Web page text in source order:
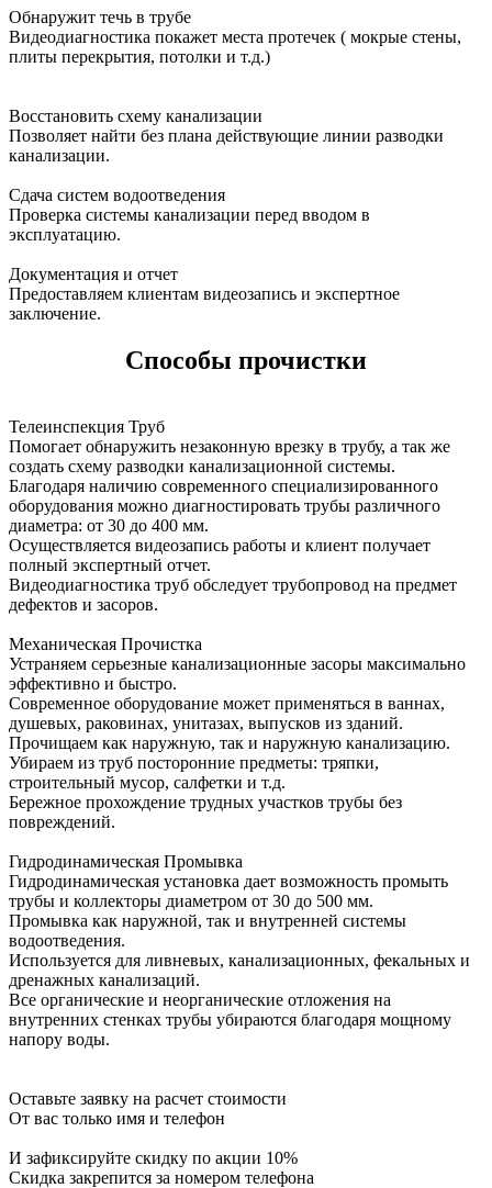
Обнаружит течь в трубе
Видеодиагностика покажет места протечек ( мокрые стены,
плиты перекрытия, потолки и т.д.)
Восстановить схему канализации
Позволяет найти без плана действующие линии разводки
канализации.
Сдача систем водоотведения
Проверка системы канализации перед вводом в
эксплуатацию.
Документация и отчет
Предоставляем клиентам видеозапись и экспертное
заключение.
Способы прочистки
Телеинспекция Труб
Помогает обнаружить незаконную врезку в трубу, а так же
создать схему разводки канализационной системы.
Благодаря наличию современного специализированного
оборудования можно диагностировать трубы различного
диаметра: от 30 до 400 мм.
Осуществляется видеозапись работы и клиент получает
полный экспертный отчет.
Видеодиагностика труб обследует трубопровод на предмет
дефектов и засоров.
Механическая Прочистка
Устраняем серьезные канализационные засоры максимально
эффективно и быстро.
Современное оборудование может применяться в ваннах,
душевых, раковинах, унитазах, выпусков из зданий.
Прочищаем как наружную, так и наружную канализацию.
Убираем из труб посторонние предметы: тряпки,
строительный мусор, салфетки и т.д.
Бережное прохождение трудных участков трубы без
повреждений.
Гидродинамическая Промывка
Гидродинамическая установка дает возможность промыть
трубы и коллекторы диаметром от 30 до 500 мм.
Промывка как наружной, так и внутренней системы
водоотведения.
Используется для ливневых, канализационных, фекальных и
дренажных канализаций.
Все органические и неорганические отложения на
внутренних стенках трубы убираются благодаря мощному
напору воды.
Оставьте заявку на расчет стоимости
От вас только имя и телефон
И зафиксируйте скидку по акции 10%
Скидка закрепится за номером телефона